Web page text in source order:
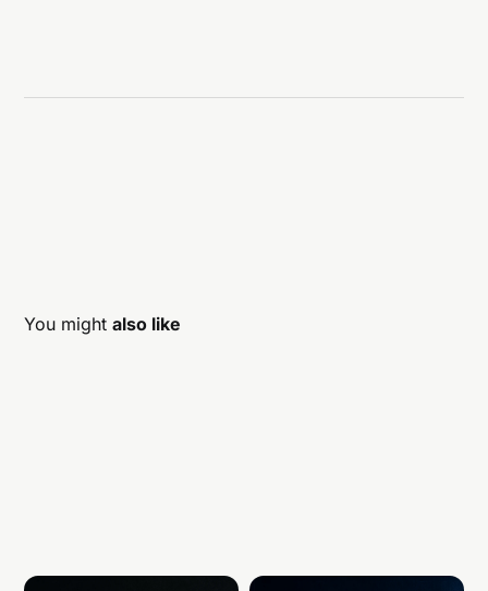
You mightalso like